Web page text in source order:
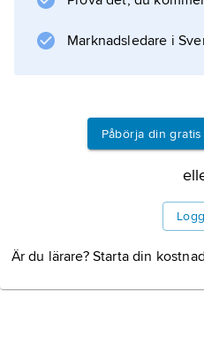
släta. Kraschanerna var
broderade men
Information om
Marknadsledare i
Påbörja din
Är du lärare? Starta din